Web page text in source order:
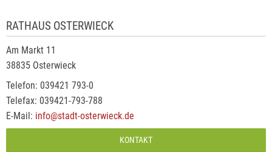
RATHAUS OSTERWIECK
Am Markt 11
38835 Osterwieck
Telefon: 039421 793-0
Telefax: 039421-793-788
E-Mail: info@stadt-osterwieck.de
KONTAKT